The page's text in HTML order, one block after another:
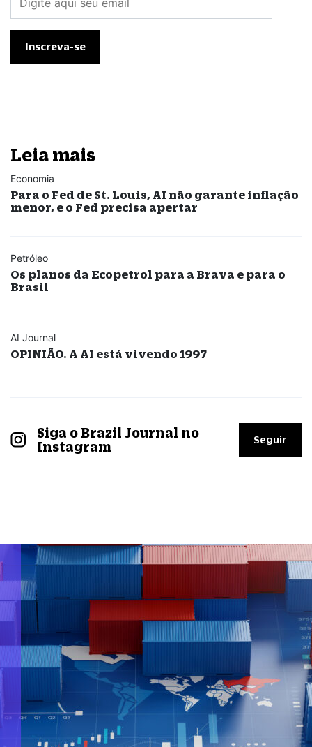
Leia mais
Economia
Para o Fed de St. Louis, AI não garante inflação
menor, e o Fed precisa apertar
Petróleo
Os planos da Ecopetrol para a Brava e para o
Brasil
AI Journal
OPINIÃO. A AI está vivendo 1997
Siga o Brazil Journal no
Instagram
Seguir